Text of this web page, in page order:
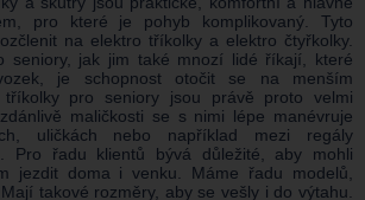
pro které je pohyb komplikovaný. Tyto
na elektro tříkolky a elektro čtyřkolky.
seniory, jak jim také mnozí lidé říkají, které
je schopnost otočit se na menším
tříkolky pro seniory jsou právě proto velmi
maličkosti se s nimi lépe manévruje
uličkách nebo například mezi regály
Pro řadu klientů bývá důležité, aby mohli
jezdit doma i venku. Máme řadu modelů,
takové rozměry, aby se vešly i do výtahu.